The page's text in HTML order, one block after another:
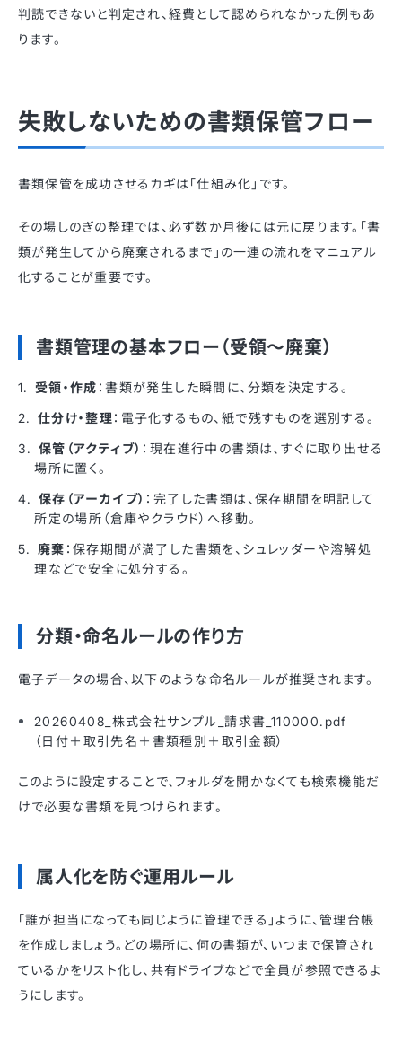
判読できないと判定され、経費として認められなかった例もあ
ります。
失敗しないための書類保管フロー
書類保管を成功させるカギは「仕組み化」です。
その場しのぎの整理では、必ず数か月後には元に戻ります。「書
類が発生してから廃棄されるまで」の一連の流れをマニュアル
化することが重要です。
書類管理の基本フロー（受領〜廃棄）
受領・作成 ：書類が発生した瞬間に、分類を決定する。
仕分け・整理：電子化するもの、紙で残すものを選別する。
保管（アクティブ） ：現在進行中の書類は、すぐに取り出せる
場所に置く。
保存（アーカイブ） ：完了した書類は、保存期間を明記して
所定の場所（倉庫やクラウド）へ移動。
廃棄 ：保存期間が満了した書類を、シュレッダーや溶解処
理などで安全に処分する。
分類・命名ルールの作り方
電子データの場合、以下のような命名ルールが推奨されます。
20260408_株式会社サンプル_請求書_110000.pdf
（日付＋取引先名＋書類種別＋取引金額）
このように設定することで、フォルダを開かなくても検索機能だ
けで必要な書類を見つけられます。
属人化を防ぐ運用ルール
「誰が担当になっても同じように管理できる」ように、管理台帳
を作成しましょう。どの場所に、何の書類が、いつまで保管され
ているかをリスト化し、共有ドライブなどで全員が参照できるよ
うにします。